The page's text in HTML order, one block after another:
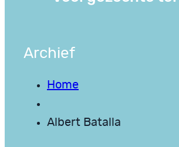
Archief
Home
Albert Batalla